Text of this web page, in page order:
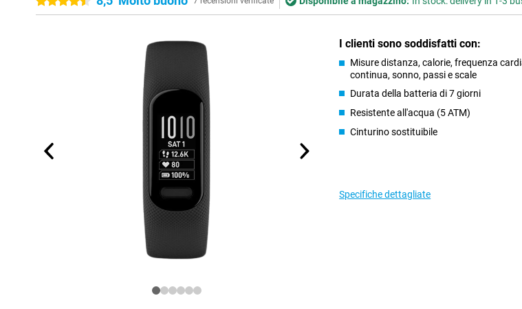
I clienti sono soddisfatti con:
Misure distanza, calorie, frequenza
continua, sonno, passi e scale
Durata della batteria di 7 giorni
Resistente all'acqua (5 ATM)
Cinturino sostituibile
Specifiche dettagliate